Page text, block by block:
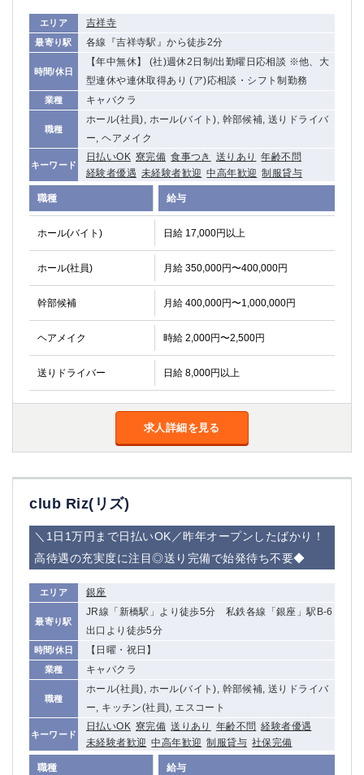
エリア 吉祥寺
最寄り駅 各線『吉祥寺駅』から徒歩2分
時間/休日
【年中無休】 (社)週休2日制/出勤曜日応相談 ※他、大
型連休や連休取得あり (ア)応相談・シフト制勤務
業種 キャバクラ
職種
ホール(社員), ホール(バイト), 幹部候補, 送りドライバ
ー, ヘアメイク
キーワード
日払いOK 寮完備 食事つき 送りあり
年齢不問
経験者優遇 未経験者歓迎 中高年歓迎 制服貸与
職種 給与
ホール(バイト) 日給 17,000円以上
ホール(社員) 月給 350,000円〜400,000円
幹部候補 月給 400,000円〜1,000,000円
ヘアメイク 時給 2,000円〜2,500円
送りドライバー 日給 8,000円以上
求人詳細を見る
club Riz(リズ)
＼1日1万円まで日払いOK／昨年オープンしたばかり！
高待遇の充実度に注目◎送り完備で始発待ち不要◆
エリア 銀座
最寄り駅
JR線「新橋駅」より徒歩5分 私鉄各線「銀座」駅B-6
出口より徒歩5分
時間/休日 【日曜・祝日】
業種 キャバクラ
職種
ホール(社員), ホール(バイト), 幹部候補, 送りドライバ
ー, キッチン(社員), エスコート
キーワード
日払いOK 寮完備 送りあり 年齢不問 経験者優遇
未経験者歓迎 中高年歓迎 制服貸与 社保完備
職種 給与
関内
川崎
本厚木
新横浜
藤沢
平塚
武蔵小杉
横浜・桜木町
関内・馬車道・日ノ出町
茅ヶ崎
たまプラーザ
大船
相模原
厚木
横須賀
桜木町
埼玉県
大宮
南越谷
草加
南浦和
所沢
熊谷
獨協大学前＜草加松原＞
春日部
川口
船橋
西船橋
佐倉
柏（西口）
木更津
茂原
八千代台
本八幡
東金
栃木県
宇都宮
小山
東武宇都宮（宇都宮西口）
茨城県